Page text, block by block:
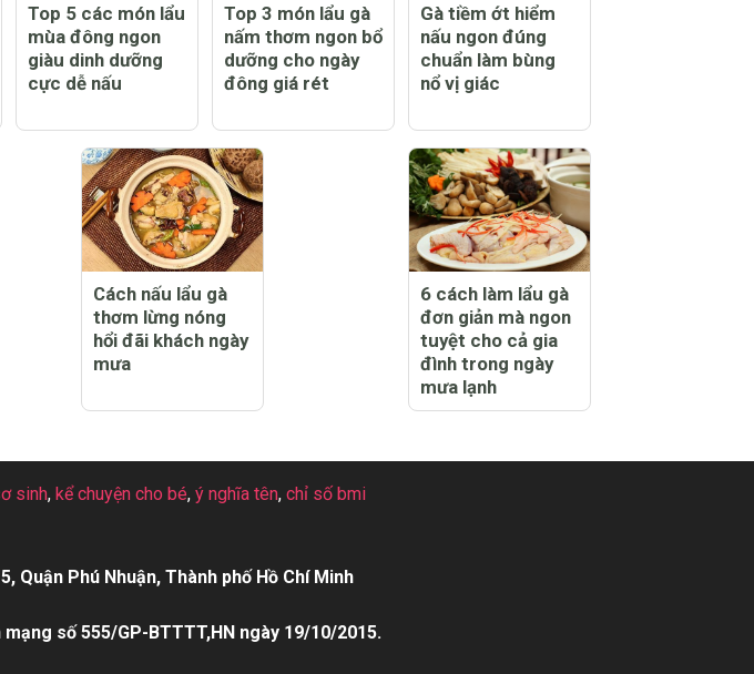
Top 5 các món lẩu
mùa đông ngon
giàu dinh dưỡng
cực dễ nấu
Top 3 món lẩu gà
nấm thơm ngon bổ
dưỡng cho ngày
đông giá rét
Gà tiềm ớt hiểm
nấu ngon đúng
chuẩn làm bùng
nổ vị giác
Cách nấu lẩu gà
thơm lừng nóng
hổi đãi khách ngày
mưa
6 cách làm lẩu gà
đơn giản mà ngon
tuyệt cho cả gia
đình trong ngày
mưa lạnh
sinh, kể chuyện cho bé, ý nghĩa tên, chỉ số bmi
Quận Phú Nhuận, Thành phố Hồ Chí Minh
số 555/GP-BTTTT,HN ngày 19/10/2015.